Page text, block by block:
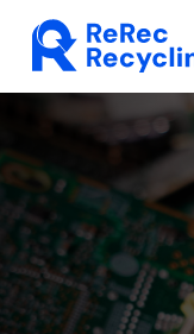
content